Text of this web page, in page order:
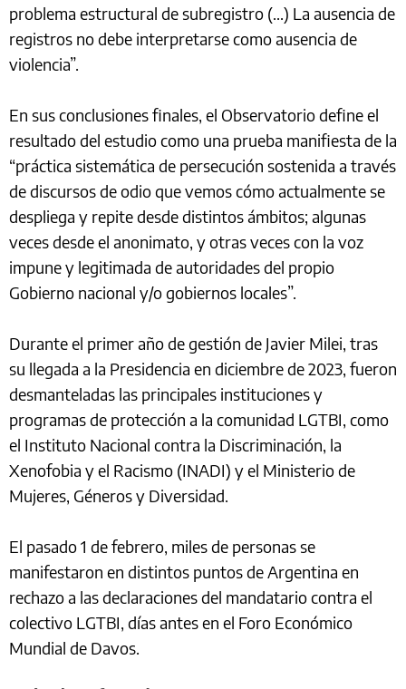
problema estructural de subregistro (...) La ausencia de
registros no debe interpretarse como ausencia de
violencia”.
En sus conclusiones finales, el Observatorio define el
resultado del estudio como una prueba manifiesta de la
“práctica sistemática de persecución sostenida a través
de discursos de odio que vemos cómo actualmente se
despliega y repite desde distintos ámbitos; algunas
veces desde el anonimato, y otras veces con la voz
impune y legitimada de autoridades del propio
Gobierno nacional y/o gobiernos locales”.
Durante el primer año de gestión de Javier Milei, tras
su llegada a la Presidencia en diciembre de 2023, fueron
desmanteladas las principales instituciones y
programas de protección a la comunidad LGTBI, como
el Instituto Nacional contra la Discriminación, la
Xenofobia y el Racismo (INADI) y el Ministerio de
Mujeres, Géneros y Diversidad.
El pasado 1 de febrero, miles de personas se
manifestaron en distintos puntos de Argentina en
rechazo a las declaraciones del mandatario contra el
colectivo LGTBI, días antes en el Foro Económico
Mundial de Davos.